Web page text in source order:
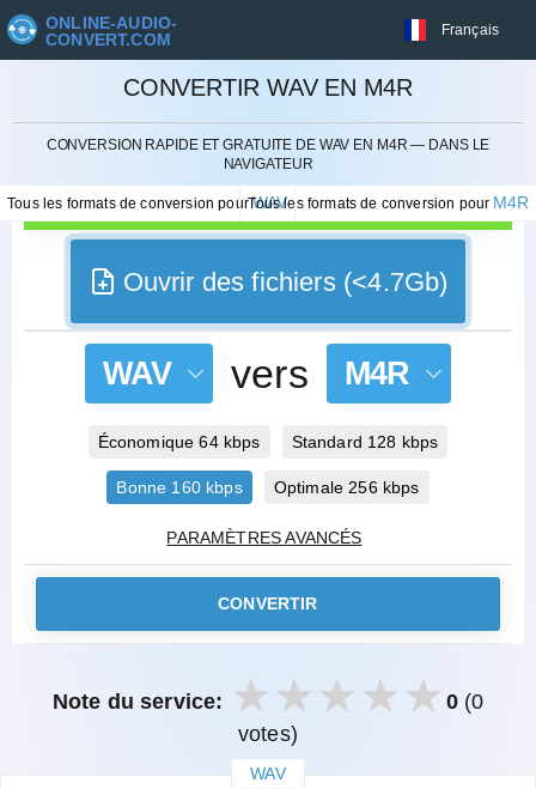
ONLINE-AUDIO-
CONVERT.COM
Français
CONVERTIR WAV EN M4R
CONVERSION RAPIDE ET GRATUITE DE WAV EN M4R — DANS LE
NAVIGATEUR
Tous les formats de conversion pourWAV
Tous les formats de conversion pour M4R
Ouvrir des fichiers (<4.7Gb)
WAV vers M4R
Économique 64 kbps Standard 128 kbps
Bonne 160 kbps Optimale 256 kbps
PARAMÈTRES AVANCÉS
CONVERTIR
Note du service: 0(0
votes)
WAV